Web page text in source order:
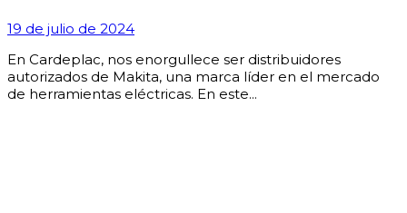
19 de julio de 2024
En Cardeplac, nos enorgullece ser distribuidores
autorizados de Makita, una marca líder en el mercado
de herramientas eléctricas. En este...